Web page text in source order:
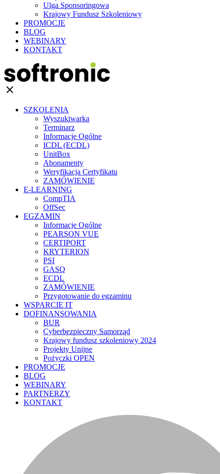
Ulga Sponsoringowa
Krajowy Fundusz Szkoleniowy
PROMOCJE
BLOG
WEBINARY
KONTAKT
clear
SZKOLENIA
Wyszukiwarka
Terminarz
Informacje Ogólne
ICDL (ECDL)
UnitBox
Abonamenty
Weryfikacja Certyfikatu
ZAMÓWIENIE
E-LEARNING
CompTIA
OffSec
EGZAMIN
Informacje Ogólne
PEARSON VUE
CERTIPORT
KRYTERION
PSI
GASQ
ECDL
ZAMÓWIENIE
Przygotowanie do egzaminu
WSPARCIE IT
DOFINANSOWANIA
BUR
Cyberbezpieczny Samorząd
Krajowy fundusz szkoleniowy 2024
Projekty Unijne
Pożyczki OPEN
PROMOCJE
BLOG
WEBINARY
PARTNERZY
KONTAKT